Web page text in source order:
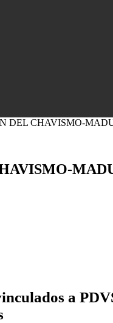
DEL CHAVISMO-
a